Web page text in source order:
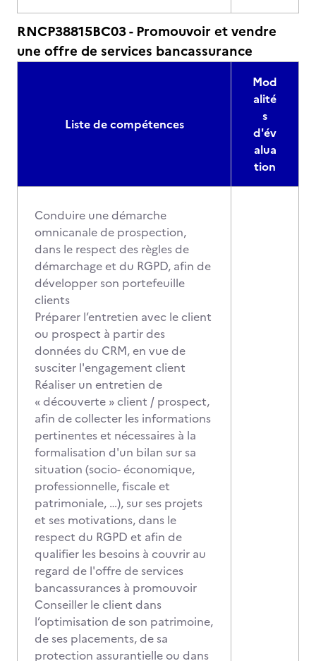
RNCP38815BC03 - Promouvoir et vendre
une offre de services bancassurance
Liste de compétences
Mod
alité
s
d'év
alua
tion
Conduire une démarche
omnicanale de prospection,
dans le respect des règles de
démarchage et du RGPD, afin de
développer son portefeuille
clients
Préparer l’entretien avec le client
ou prospect à partir des
données du CRM, en vue de
susciter l'engagement client
Réaliser un entretien de
« découverte » client / prospect,
afin de collecter les informations
pertinentes et nécessaires à la
formalisation d'un bilan sur sa
situation (socio- économique,
professionnelle, fiscale et
patrimoniale, …), sur ses projets
et ses motivations, dans le
respect du RGPD et afin de
qualifier les besoins à couvrir au
regard de l'offre de services
bancassurances à promouvoir
Conseiller le client dans
l’optimisation de son patrimoine,
de ses placements, de sa
protection assurantielle ou dans